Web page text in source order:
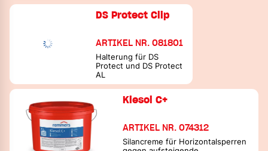
DS Protect Clip
ARTIKEL NR. 081801
Halterung für DS
Protect und DS Protect
AL
Kiesol C+
ARTIKEL NR. 074312
Silancreme für Horizontalsperren